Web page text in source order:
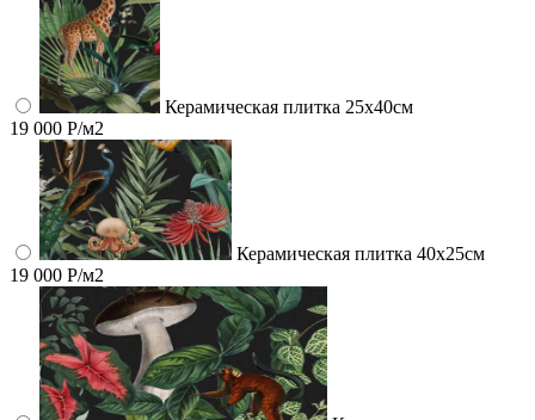
Керамическая плитка 25х40см
19 000 Р/м2
Керамическая плитка 40х25см
19 000 Р/м2